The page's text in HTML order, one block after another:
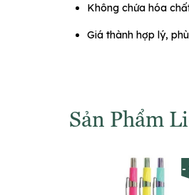
Không chứa hóa
Giá thành hợp lý,
Sản Phẩm
-